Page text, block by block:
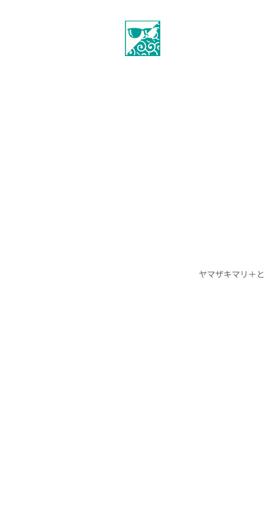
ヤマザキマリ＋